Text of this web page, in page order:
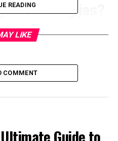
Tehnoloģijas?
datu pārraidi un tīklus,
un apmainīties ar
– ierīces, kas nodrošina
READING
LIKE
COMMENT
Guide to